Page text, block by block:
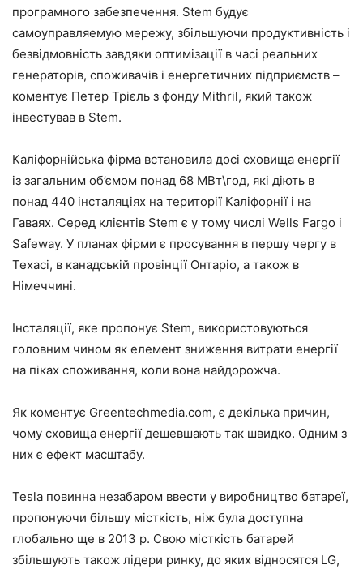
програмного забезпечення. Stem будує
самоуправляемую мережу, збільшуючи продуктивність і
безвідмовність завдяки оптимізації в часі реальних
генераторів, споживачів і енергетичних підприємств –
коментує Петер Трієль з фонду Mithril, який також
інвестував в Stem.
Каліфорнійська фірма встановила досі сховища енергії
із загальним об’ємом понад 68 МВт\год, які діють в
понад 440 інсталяціях на території Каліфорнії і на
Гаваях. Серед клієнтів Stem є у тому числі Wells Fargo і
Safeway. У планах фірми є просування в першу чергу в
Техасі, в канадській провінції Онтаріо, а також в
Німеччині.
Інсталяції, яке пропонує Stem, використовуються
головним чином як елемент зниження витрати енергії
на піках споживання, коли вона найдорожча.
Як коментує Greentechmedia.com, є декілька причин,
чому сховища енергії дешевшають так швидко. Одним з
них є ефект масштабу.
Tesla повинна незабаром ввести у виробництво батареї,
пропонуючи більшу місткість, ніж була доступна
глобально ще в 2013 р. Свою місткість батарей
збільшують також лідери ринку, до яких відносятся LG,